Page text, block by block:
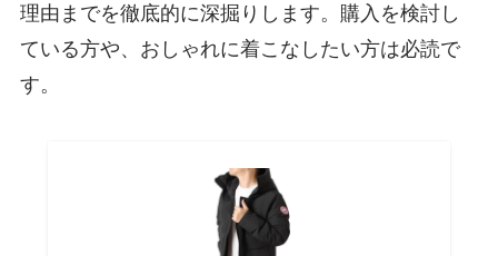
理由までを徹底的に深掘りします。購入を検討し
ている方や、おしゃれに着こなしたい方は必読で
す。